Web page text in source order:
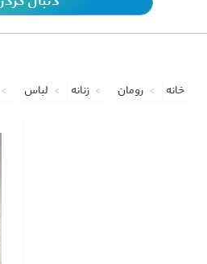
خانه رومان زنانه لباس